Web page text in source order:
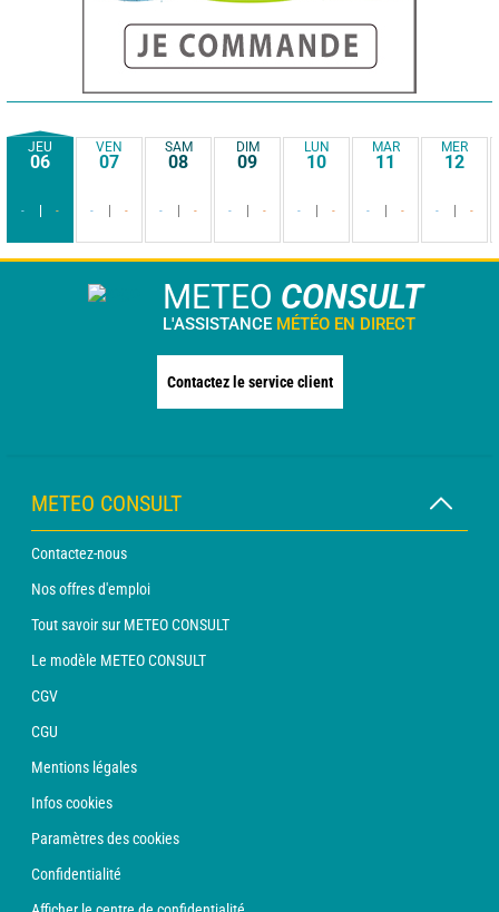
JEU
06
- -
VEN
07
- -
SAM
08
- -
DIM
09
- -
LUN
10
- -
MAR
11
- -
MER
12
- -
METEO CONSULT
L'ASSISTANCE MÉTÉO EN DIRECT
Contactez le service client
METEO CONSULT
Contactez-nous
Nos offres d'emploi
Tout savoir sur METEO CONSULT
Le modèle METEO CONSULT
CGV
CGU
Mentions légales
Infos cookies
Paramètres des cookies
Confidentialité